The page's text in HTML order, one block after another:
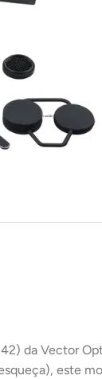
da Vector
este